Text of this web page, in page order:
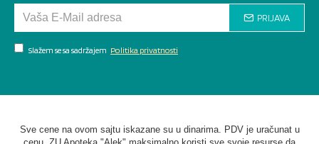
PRIJAVA
Slažem se sa sadržajem Politika privatnosti
Sve cene na ovom sajtu iskazane su u dinarima. PDV je uračunat u